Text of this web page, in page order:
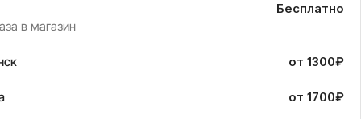
в магазин
Бесплатно
от 1300₽
от 1700₽